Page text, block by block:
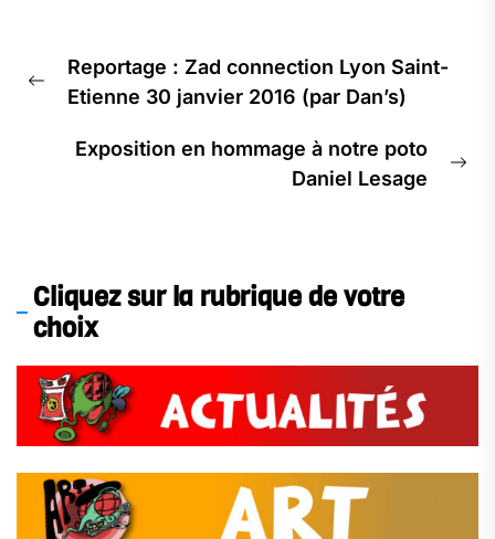
de
l’article
Previous
Reportage : Zad connection Lyon Saint-
Etienne 30 janvier 2016 (par Dan’s)
Exposition en hommage à notre poto
Daniel Lesage
Cliquez sur la rubrique de votre
choix